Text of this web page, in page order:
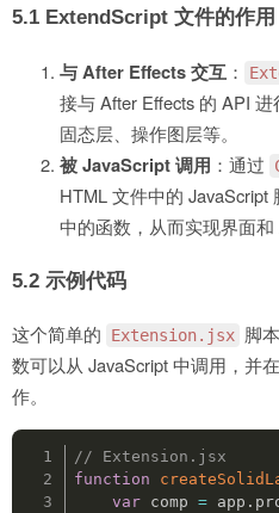
5.1 ExtendScript 文件的作用
与 After Effects 交互 ：
接与 After Effects 的 API
固态层、操作图层等。
被 JavaScript 调用 ：通过
HTML 文件中的 JavaScript
中的函数，从而实现界面和
5.2 示例代码
这个简单的 Extension.jsx 脚
数可以从 JavaScript 中调用，并
作。
// Extension.jsx
function
var comp = app .